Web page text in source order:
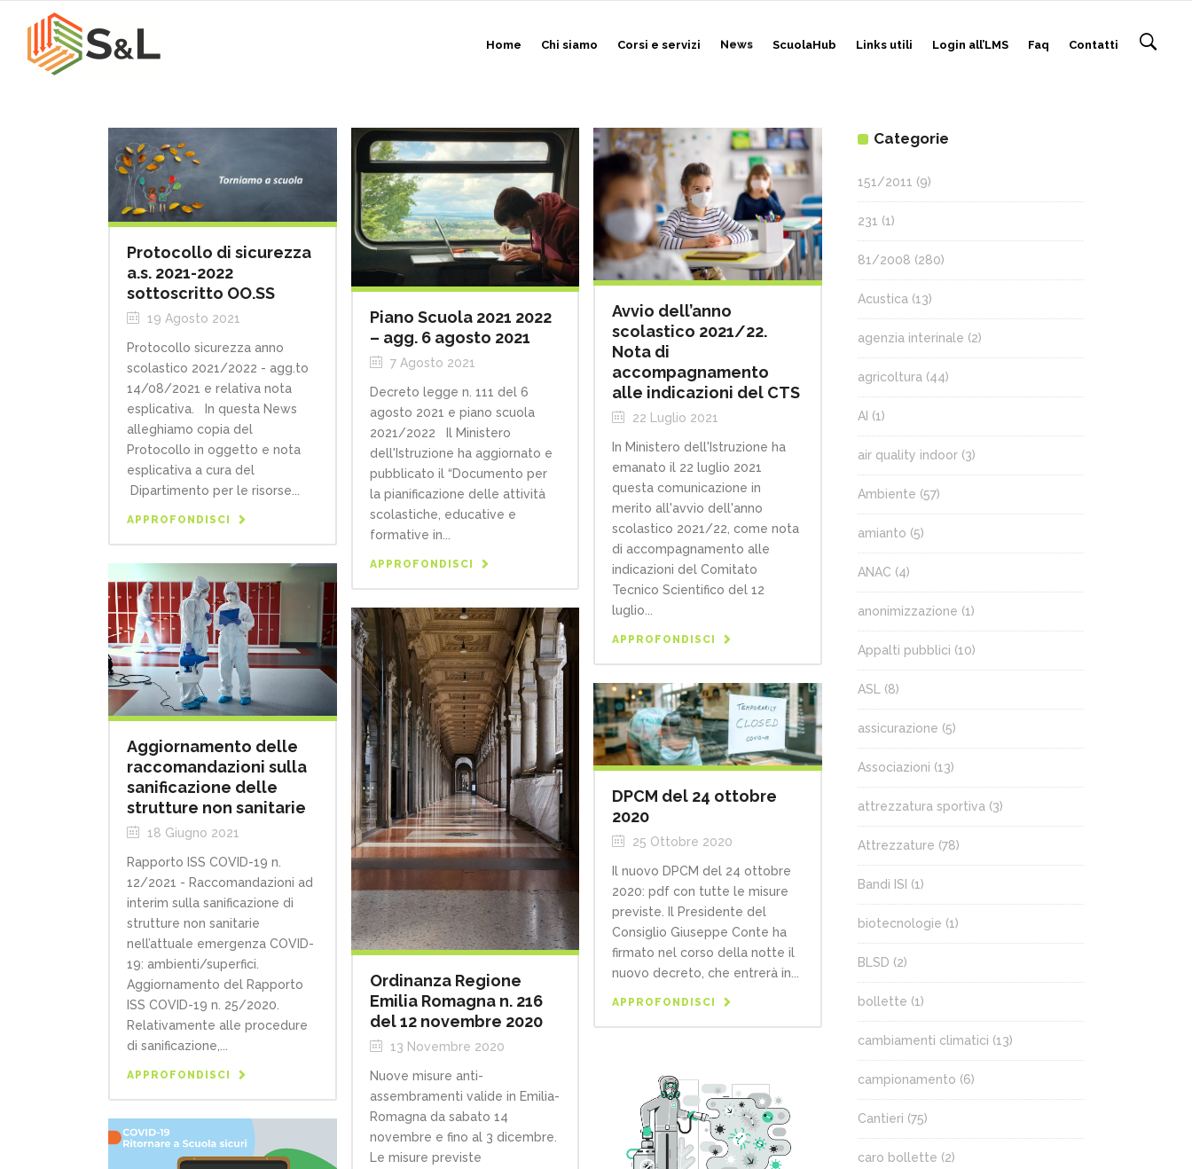
Home Chi siamo Corsi e servizi News ScuolaHub Links utili Login all’LMS Faq Contatti
Protocollo di sicurezza
a.s. 2021-2022
sottoscritto OO.SS
19 Agosto 2021
Protocollo sicurezza anno
scolastico 2021/2022 - agg.to
14/08/2021 e relativa nota
esplicativa. In questa News
alleghiamo copia del
Protocollo in oggetto e nota
esplicativa a cura del
Dipartimento per le risorse...
APPROFONDISCI
Piano Scuola 2021 2022
– agg. 6 agosto 2021
7 Agosto 2021
Decreto legge n. 111 del 6
agosto 2021 e piano scuola
2021/2022 Il Ministero
dell'Istruzione ha aggiornato e
pubblicato il “Documento per
la pianificazione delle attività
scolastiche, educative e
formative in...
APPROFONDISCI
Avvio dell’anno
scolastico 2021/22.
Nota di
accompagnamento
alle indicazioni del CTS
22 Luglio 2021
In Ministero dell'Istruzione ha
emanato il 22 luglio 2021
questa comunicazione in
merito all'avvio dell'anno
scolastico 2021/22, come nota
di accompagnamento alle
indicazioni del Comitato
Tecnico Scientifico del 12
luglio...
APPROFONDISCI
Aggiornamento delle
raccomandazioni sulla
sanificazione delle
strutture non sanitarie
18 Giugno 2021
Rapporto ISS COVID-19 n.
12/2021 - Raccomandazioni ad
interim sulla sanificazione di
strutture non sanitarie
nell’attuale emergenza COVID-
19: ambienti/superfici.
Aggiornamento del Rapporto
ISS COVID-19 n. 25/2020.
Relativamente alle procedure
di sanificazione,...
APPROFONDISCI
Ordinanza Regione
Emilia Romagna n. 216
del 12 novembre 2020
13 Novembre 2020
Nuove misure anti-
assembramenti valide in Emilia-
Romagna da sabato 14
novembre e fino al 3 dicembre.
Le misure previste
DPCM del 24 ottobre
2020
25 Ottobre 2020
Il nuovo DPCM del 24 ottobre
2020: pdf con tutte le misure
previste. Il Presidente del
Consiglio Giuseppe Conte ha
firmato nel corso della notte il
nuovo decreto, che entrerà in...
APPROFONDISCI
Categorie
151/2011 (9)
231 (1)
81/2008 (280)
Acustica (13)
agenzia interinale (2)
agricoltura (44)
AI (1)
air quality indoor (3)
Ambiente (57)
amianto (5)
ANAC (4)
anonimizzazione (1)
Appalti pubblici (10)
ASL (8)
assicurazione (5)
Associazioni (13)
attrezzatura sportiva (3)
Attrezzature (78)
Bandi ISI (1)
biotecnologie (1)
BLSD (2)
bollette (1)
cambiamenti climatici (13)
campionamento (6)
Cantieri (75)
caro bollette (2)